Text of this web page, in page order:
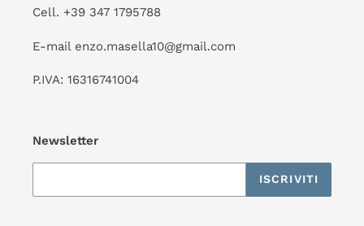
Cell. +39 347 1795788
E-mail enzo.masella10@gmail.com
P.IVA: 16316741004
Newsletter
ISCRIVITI